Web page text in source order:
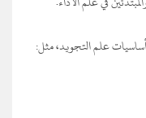
علم التجويد، مثل: